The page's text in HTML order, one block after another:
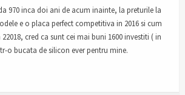
970 inca doi ani de acum inainte, la preturile la
e o placa perfect competitiva in 2016 si cum
cred ca sunt cei mai buni 1600 investiti ( in
o bucata de silicon ever pentru mine.